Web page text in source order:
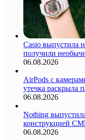
Casio выпустила
получили
06.08.2026
AirPods с
утечка раскрыла
06.08.2026
Nothing
конструкцией
06.08.2026